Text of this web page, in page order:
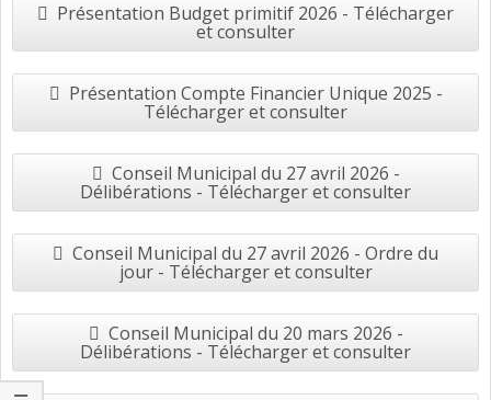
Présentation Budget primitif 2026 - Télécharger
et consulter
Présentation Compte Financier Unique 2025 -
Télécharger et consulter
Conseil Municipal du 27 avril 2026 -
Délibérations - Télécharger et consulter
Conseil Municipal du 27 avril 2026 - Ordre du
jour - Télécharger et consulter
Conseil Municipal du 20 mars 2026 -
Délibérations - Télécharger et consulter